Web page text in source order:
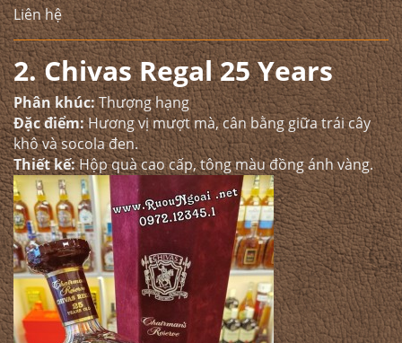
Liên hệ
2. Chivas Regal 25 Years
Phân khúc:Thượng hạng
Đặc điểm:Hương vị mượt mà, cân bằng giữa trái cây
khô và socola đen.
Thiết kế:Hộp quà cao cấp, tông màu đồng ánh vàng.